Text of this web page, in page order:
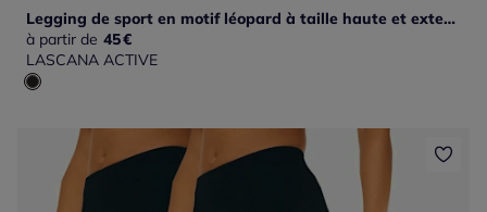
Legging de sport en motif léopard à taille haute et extensible
à partir de 45€
LASCANA ACTIVE